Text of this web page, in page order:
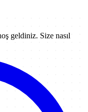
geldiniz. Size nasıl